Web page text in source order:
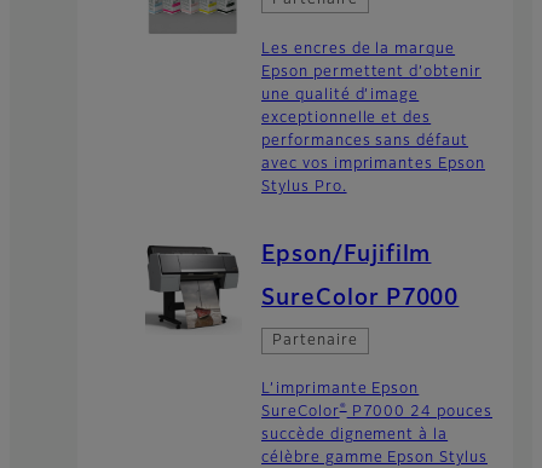
Les encres de la marque
Epson permettent d’obtenir
une qualité d’image
exceptionnelle et des
performances sans défaut
avec vos imprimantes Epson
Stylus Pro.
Epson/Fujifilm
SureColor P7000
Partenaire
L’imprimante Epson
SureColor® P7000 24 pouces
succède dignement à la
célèbre gamme Epson Stylus